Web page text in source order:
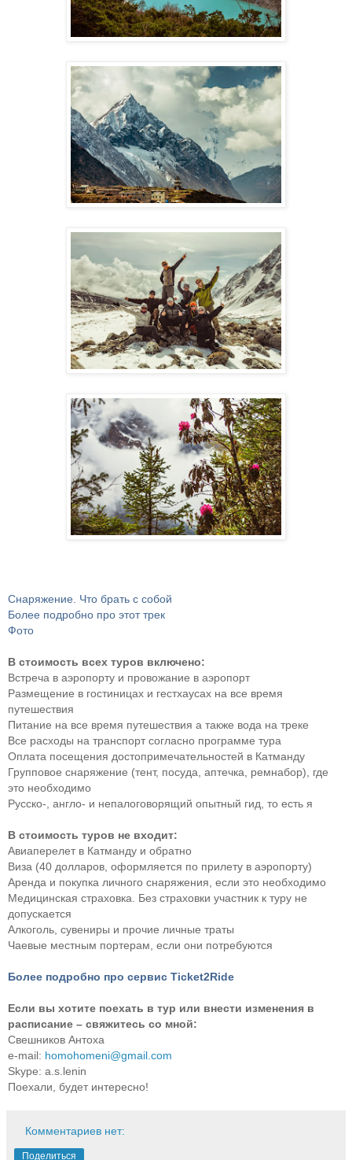
Снаряжение. Что брать с собой
Более подробно про этот трек
Фото
В стоимость всех туров включено:
Встреча в аэропорту и провожание в аэропорт
Размещение в гостиницах и гестхаусах на все время
путешествия
Питание на все время путешествия а также вода на треке
Все расходы на транспорт согласно программе тура
Оплата посещения достопримечательностей в Катманду
Групповое снаряжение (тент, посуда, аптечка, ремнабор), где
это необходимо
Русско-, англо- и непалоговорящий опытный гид, то есть я
В стоимость туров не входит:
Авиаперелет в Катманду и обратно
Виза (40 долларов, оформляется по прилету в аэропорту)
Аренда и покупка личного снаряжения, если это необходимо
Медицинская страховка. Без страховки участник к туру не
допускается
Алкоголь, сувениры и прочие личные траты
Чаевые местным портерам, если они потребуются
Более подробно про сервис Ticket2Ride
Если вы хотите поехать в тур или внести изменения в
расписание – свяжитесь со мной:
Свешников Антоха
e-mail: homohomeni@gmail.com
Skype: a.s.lenin
Поехали, будет интересно!
Комментариев нет:
Поделиться